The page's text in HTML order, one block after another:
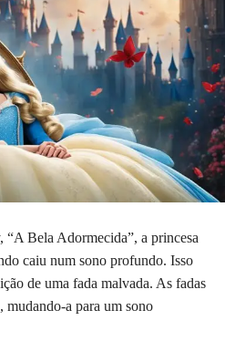
Bela Adormecida”, a princesa
caiu num sono profundo. Isso
de uma fada malvada. As fadas
mudando-a para um sono